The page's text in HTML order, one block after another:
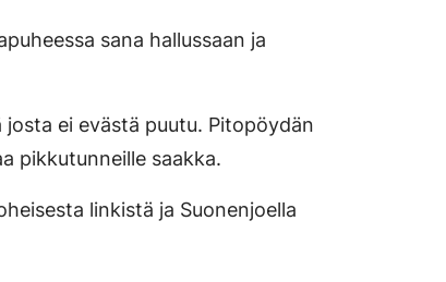
sana hallussaan ja
ei evästä puutu. Pitopöydän
pikkutunneille saakka.
linkistä ja Suonenjoella